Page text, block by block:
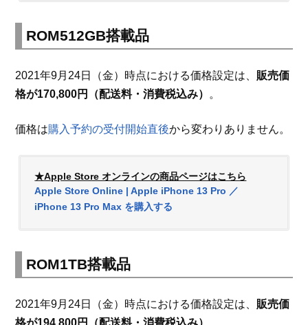
ROM512GB搭載品
2021年9月24日（金）時点における価格設定は、 販売価
格が170,800円（配送料・消費税込み） 。
価格は購入予約の受付開始直後から変わりありません。
★Apple Store オンラインの商品ページはこちら
Apple Store Online | Apple iPhone 13 Pro ／
iPhone 13 Pro Max を購入する
ROM1TB搭載品
2021年9月24日（金）時点における価格設定は、 販売価
格が194,800円（配送料・消費税込み）